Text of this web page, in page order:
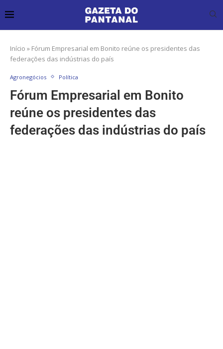
Início » Fórum Empresarial em Bonito reúne os presidentes das
federações das indústrias do país
Agronegócios Política
Fórum Empresarial em Bonito
reúne os presidentes das
federações das indústrias do país